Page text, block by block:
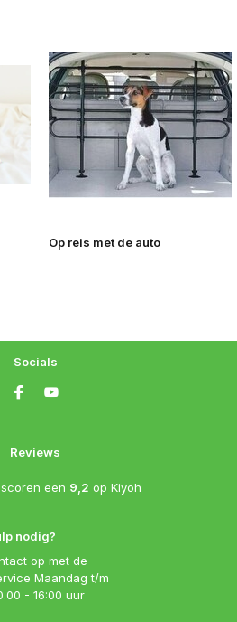
Op reis met de auto
nodig?
op met de
Maandag t/m
- 16:00 uur
Reviews
een 9,2 op Kiyoh
Socials